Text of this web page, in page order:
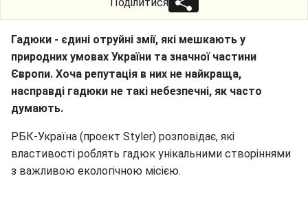
Гадюки - єдині отруйні змії, які мешкають у
природних умовах України та значної частини
Європи. Хоча репутація в них не найкраща,
насправді гадюки не такі небезпечні, як часто
думають.
РБК-Україна (проект Styler) розповідає, які
властивості роблять гадюк унікальними створіннями
з важливою екологічною місією.